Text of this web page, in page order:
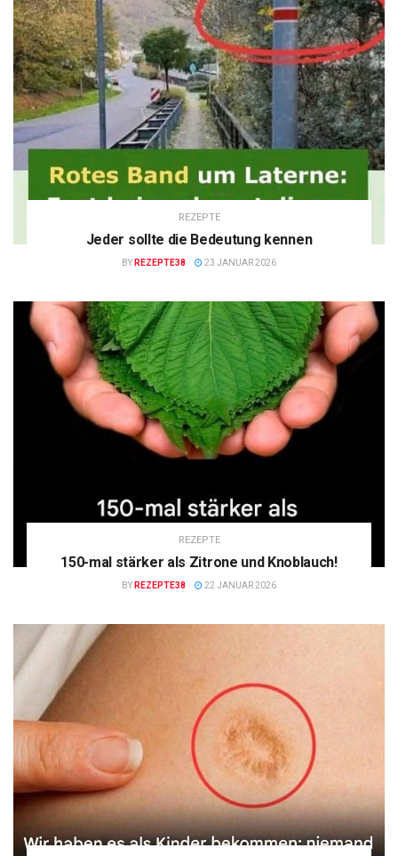
REZEPTE
Jeder sollte die Bedeutung kennen
BY REZEPTE38 23 JANUAR 2026
REZEPTE
150-mal stärker als Zitrone und Knoblauch!
BY REZEPTE38 22 JANUAR 2026